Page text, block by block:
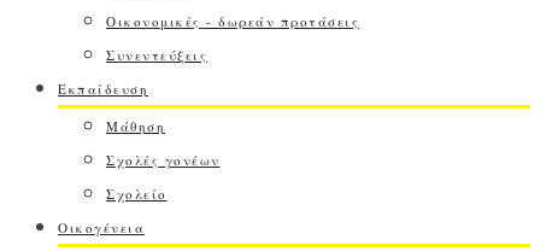
Οικονομικές - δωρεάν προτάσεις
Συνεντεύξεις
Εκπαίδευση
Μάθηση
Σχολές γονέων
Σχολείο
Οικογένεια